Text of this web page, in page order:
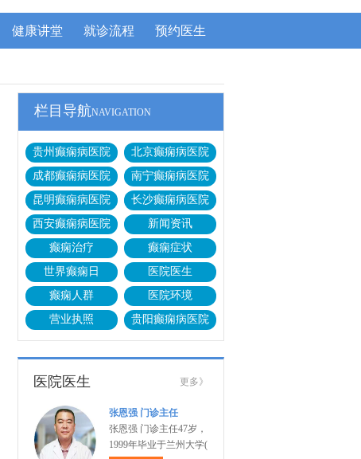
健康讲堂 就诊流程 预约医生
栏目导航NAVIGATION
贵州癫痫病医院
北京癫痫病医院
成都癫痫病医院
南宁癫痫病医院
昆明癫痫病医院
长沙癫痫病医院
西安癫痫病医院
新闻资讯
癫痫治疗
癫痫症状
世界癫痫日
医院医生
癫痫人群
医院环境
营业执照
贵阳癫痫病医院
医院医生 更多》
张恩强 门诊主任
张恩强 门诊主任47岁，
1999年毕业于兰州大学(